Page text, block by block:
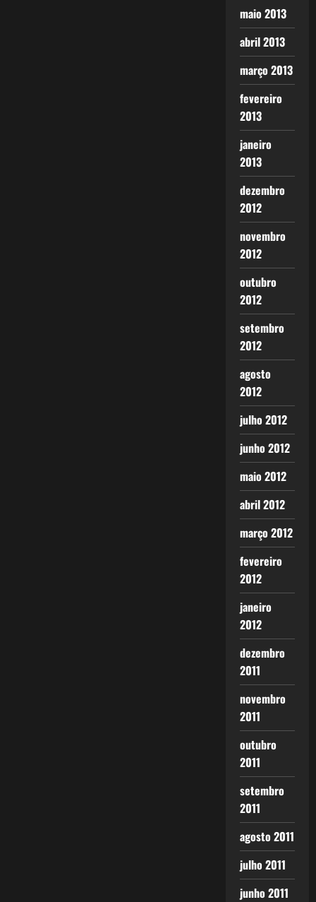
maio 2013
abril 2013
março 2013
fevereiro
2013
janeiro
2013
dezembro
2012
novembro
2012
outubro
2012
setembro
2012
agosto
2012
julho 2012
junho 2012
maio 2012
abril 2012
março 2012
fevereiro
2012
janeiro
2012
dezembro
2011
novembro
2011
outubro
2011
setembro
2011
agosto 2011
julho 2011
junho 2011